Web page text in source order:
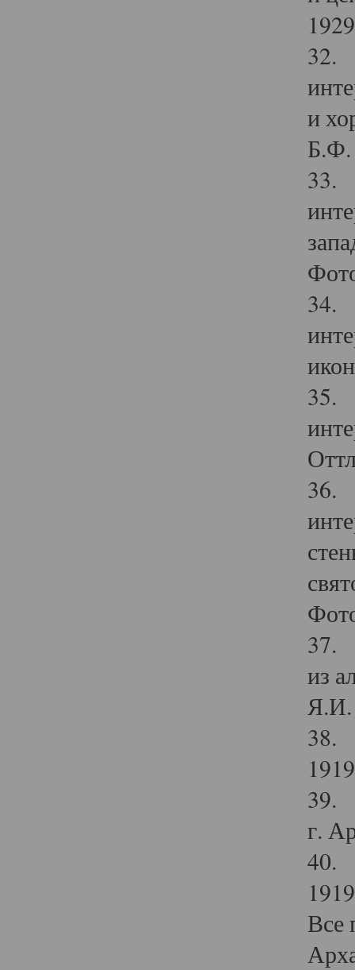
32.
и
Б.Ф.
33.
34.
35.
36.
37.
из
Я.И.
38.
39.
г.
40.
Все